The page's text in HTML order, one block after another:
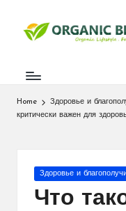
Home Здоровье и
критически важен для
Здоровье и
Что